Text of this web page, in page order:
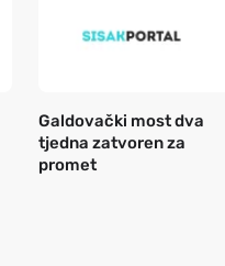
Galdovački most dva
tjedna zatvoren za
promet